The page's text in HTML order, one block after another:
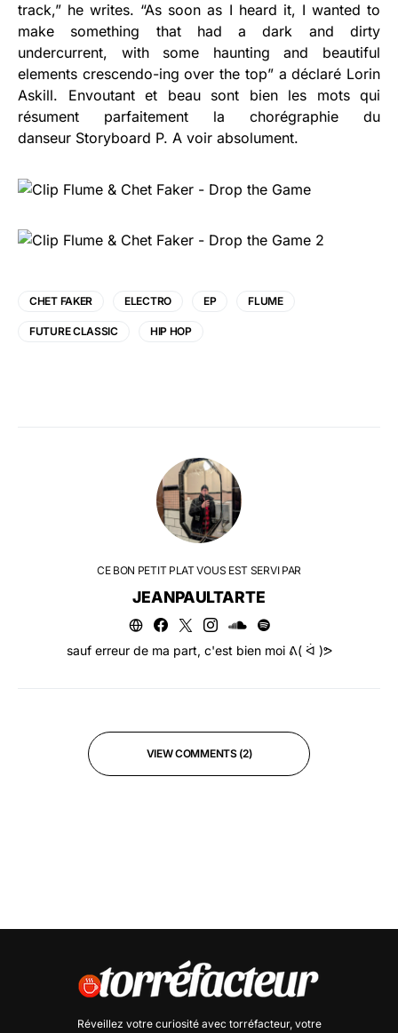
track,” he writes. “As soon as I heard it, I wanted to
make something that had a dark and dirty
undercurrent, with some haunting and beautiful
elements crescendo-ing over the top” a déclaré Lorin
Askill. Envoutant et beau sont bien les mots qui
résument parfaitement la chorégraphie du
danseur Storyboard P. A voir absolument.
CHET FAKER ELECTRO EP FLUME
FUTURE CLASSIC HIP HOP
CE BON PETIT PLAT VOUS EST SERVI PAR
JEANPAULTARTE
sauf erreur de ma part, c'est bien moi ᕕ( ᐛ )ᕗ
VIEW COMMENTS (2)
Réveillez votre curiosité avec torréfacteur, votre